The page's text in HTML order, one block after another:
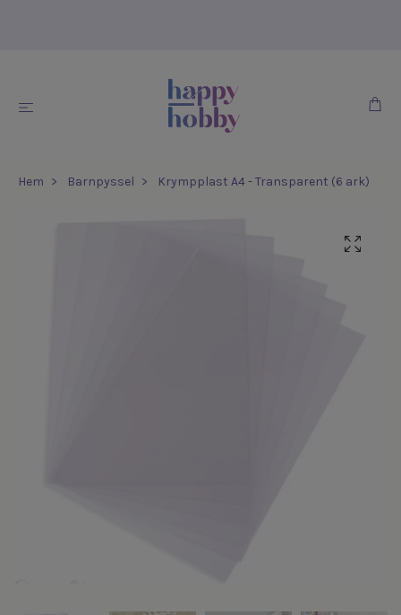
Hem Barnpyssel Krympplast A4 - Transparent (6 ark)